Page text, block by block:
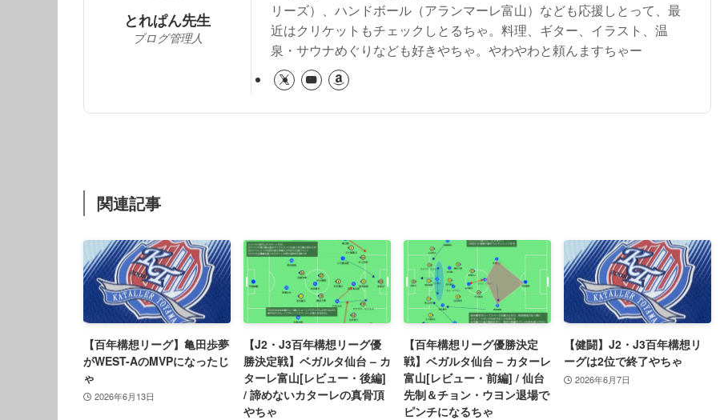
とれぱん先生
ブログ管理人
リーズ）、ハンドボール（アランマーレ富山）なども応援しとって、最
近はクリケットもチェックしとるちゃ。料理、ギター、イラスト、温
泉・サウナめぐりなども好きやちゃ。やわやわと頼んますちゃー
関連記事
【百年構想リーグ】亀田歩夢
がWEST-AのMVPになったじ
ゃ
2026年6月13日
【J2・J3百年構想リーグ優
勝決定戦】ベガルタ仙台 – カ
ターレ富山[レビュー・後編]
/ 諦めないカターレの真骨頂
やちゃ
【百年構想リーグ優勝決定
戦】ベガルタ仙台 – カターレ
富山[レビュー・前編] / 仙台
先制＆チョン・ウヨン退場で
ピンチになるちゃ
【健闘】J2・J3百年構想リ
ーグは2位で終了やちゃ
2026年6月7日